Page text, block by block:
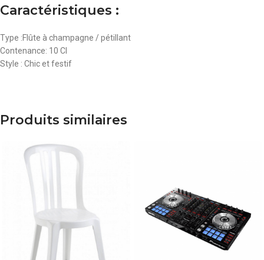
Caractéristiques :
Type :Flûte à champagne / pétillant
Contenance: 10 Cl
Style : Chic et festif
Produits similaires